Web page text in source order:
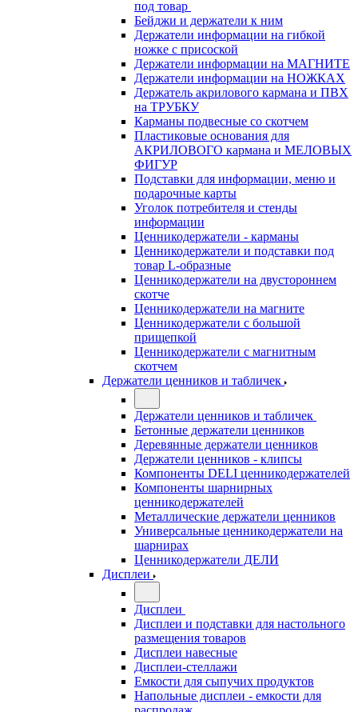
под товар
Бейджи и держатели к ним
Держатели информации на гибкой
ножке с присоской
Держатели информации на МАГНИТЕ
Держатели информации на НОЖКАХ
Держатель акрилового кармана и ПВХ
на ТРУБКУ
Карманы подвесные со скотчем
Пластиковые основания для
АКРИЛОВОГО кармана и МЕЛОВЫХ
ФИГУР
Подставки для информации, меню и
подарочные карты
Уголок потребителя и стенды
информации
Ценникодержатели - карманы
Ценникодержатели и подставки под
товар L-образные
Ценникодержатели на двустороннем
скотче
Ценникодержатели на магните
Ценникодержатели с большой
прищепкой
Ценникодержатели с магнитным
скотчем
Держатели ценников и табличек
Держатели ценников и табличек
Бетонные держатели ценников
Деревянные держатели ценников
Держатели ценников - клипсы
Компоненты DELI ценникодержателей
Компоненты шарнирных
ценникодержателей
Металлические держатели ценников
Универсальные ценникодержатели на
шарнирах
Ценникодержатели ДЕЛИ
Дисплеи
Дисплеи
Дисплеи и подставки для настольного
размещения товаров
Дисплеи навесные
Дисплеи-стеллажи
Емкости для сыпучих продуктов
Напольные дисплеи - емкости для